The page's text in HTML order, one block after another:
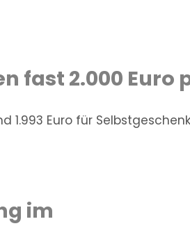
fast 2.000 Euro
1.993 Euro für
im